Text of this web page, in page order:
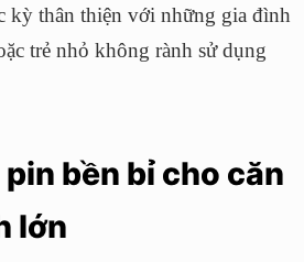
kỳ thân thiện với những gia đình
trẻ nhỏ không rành sử dụng
bền bỉ cho căn
lớn